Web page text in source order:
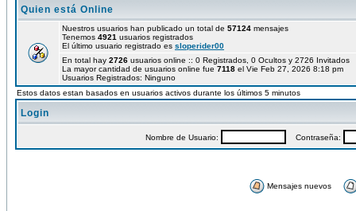
Quien está Online
Nuestros usuarios han publicado un total de 57124 mensajes
Tenemos 4921 usuarios registrados
El último usuario registrado es sloperider00
En total hay 2726 usuarios online :: 0 Registrados, 0 Ocultos y 2726
La mayor cantidad de usuarios online fue 7118 el Vie Feb 27, 2026 8:18 pm
Usuarios Registrados: Ninguno
Estos datos estan basados en usuarios activos durante los últimos 5 minutos
Login
Nombre de Usuario: Contraseña:
Mensajes nuevos